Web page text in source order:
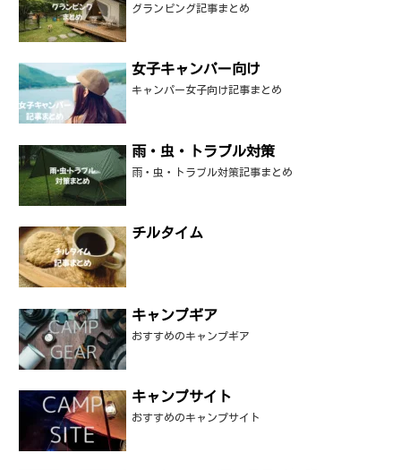
グランピング記事まとめ
女子キャンパー向け
キャンパー女子向け記事まとめ
雨・虫・トラブル対策
雨・虫・トラブル対策記事まとめ
チルタイム
キャンプギア
おすすめのキャンプギア
キャンプサイト
おすすめのキャンプサイト